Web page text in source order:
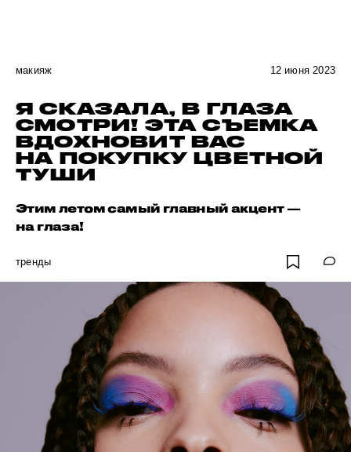
макияж 12 июня 2023
Я СКАЗАЛА, В ГЛАЗА
СМОТРИ! ЭТА СЪЕМКА
ВДОХНОВИТ ВАС
НА ПОКУПКУ ЦВЕТНОЙ
ТУШИ
Этим летом самый главный акцент —
на глаза!
тренды